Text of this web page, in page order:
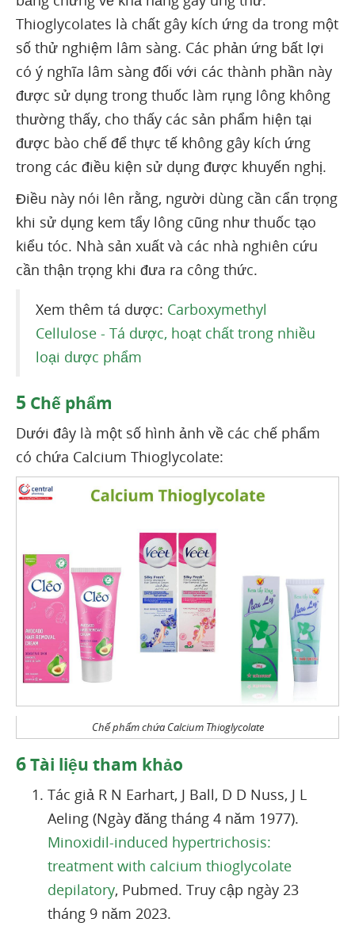
Thioglycolates là chất gây kích ứng da trong một
số thử nghiệm lâm sàng. Các phản ứng bất lợi
có ý nghĩa lâm sàng đối với các thành phần này
được sử dụng trong thuốc làm rụng lông không
thường thấy, cho thấy các sản phẩm hiện tại
được bào chế để thực tế không gây kích ứng
trong các điều kiện sử dụng được khuyến nghị.
Điều này nói lên rằng, người dùng cần cẩn trọng
khi sử dụng kem tẩy lông cũng như thuốc tạo
kiểu tóc. Nhà sản xuất và các nhà nghiên cứu
cần thận trọng khi đưa ra công thức.
Xem thêm tá dược: Carboxymethyl
Cellulose - Tá dược, hoạt chất trong nhiều
loại dược phẩm
5 Chế phẩm
Dưới đây là một số hình ảnh về các chế phẩm
có chứa Calcium Thioglycolate:
Chế phẩm chứa Calcium Thioglycolate
6Tài liệu tham khảo
Tác giả R N Earhart, J Ball, D D Nuss, J L
Aeling (Ngày đăng tháng 4 năm 1977).
Minoxidil-induced hypertrichosis:
treatment with calcium thioglycolate
depilatory, Pubmed. Truy cập ngày 23
tháng 9 năm 2023.